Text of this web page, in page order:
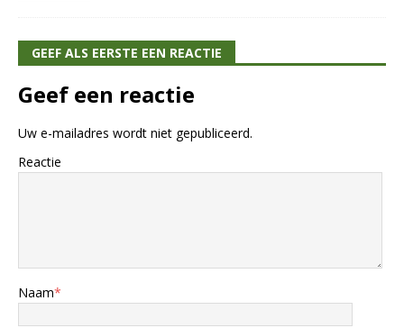
GEEF ALS EERSTE EEN REACTIE
Geef een reactie
Uw e-mailadres wordt niet gepubliceerd.
Reactie
Naam*